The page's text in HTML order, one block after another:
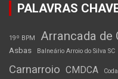
PALAVRAS
19º BPM Arrancada de
Asbas Balneário Arroio do Silva SC
Carnarroio CMDCA